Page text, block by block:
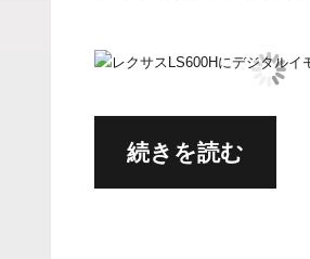
続きを読む